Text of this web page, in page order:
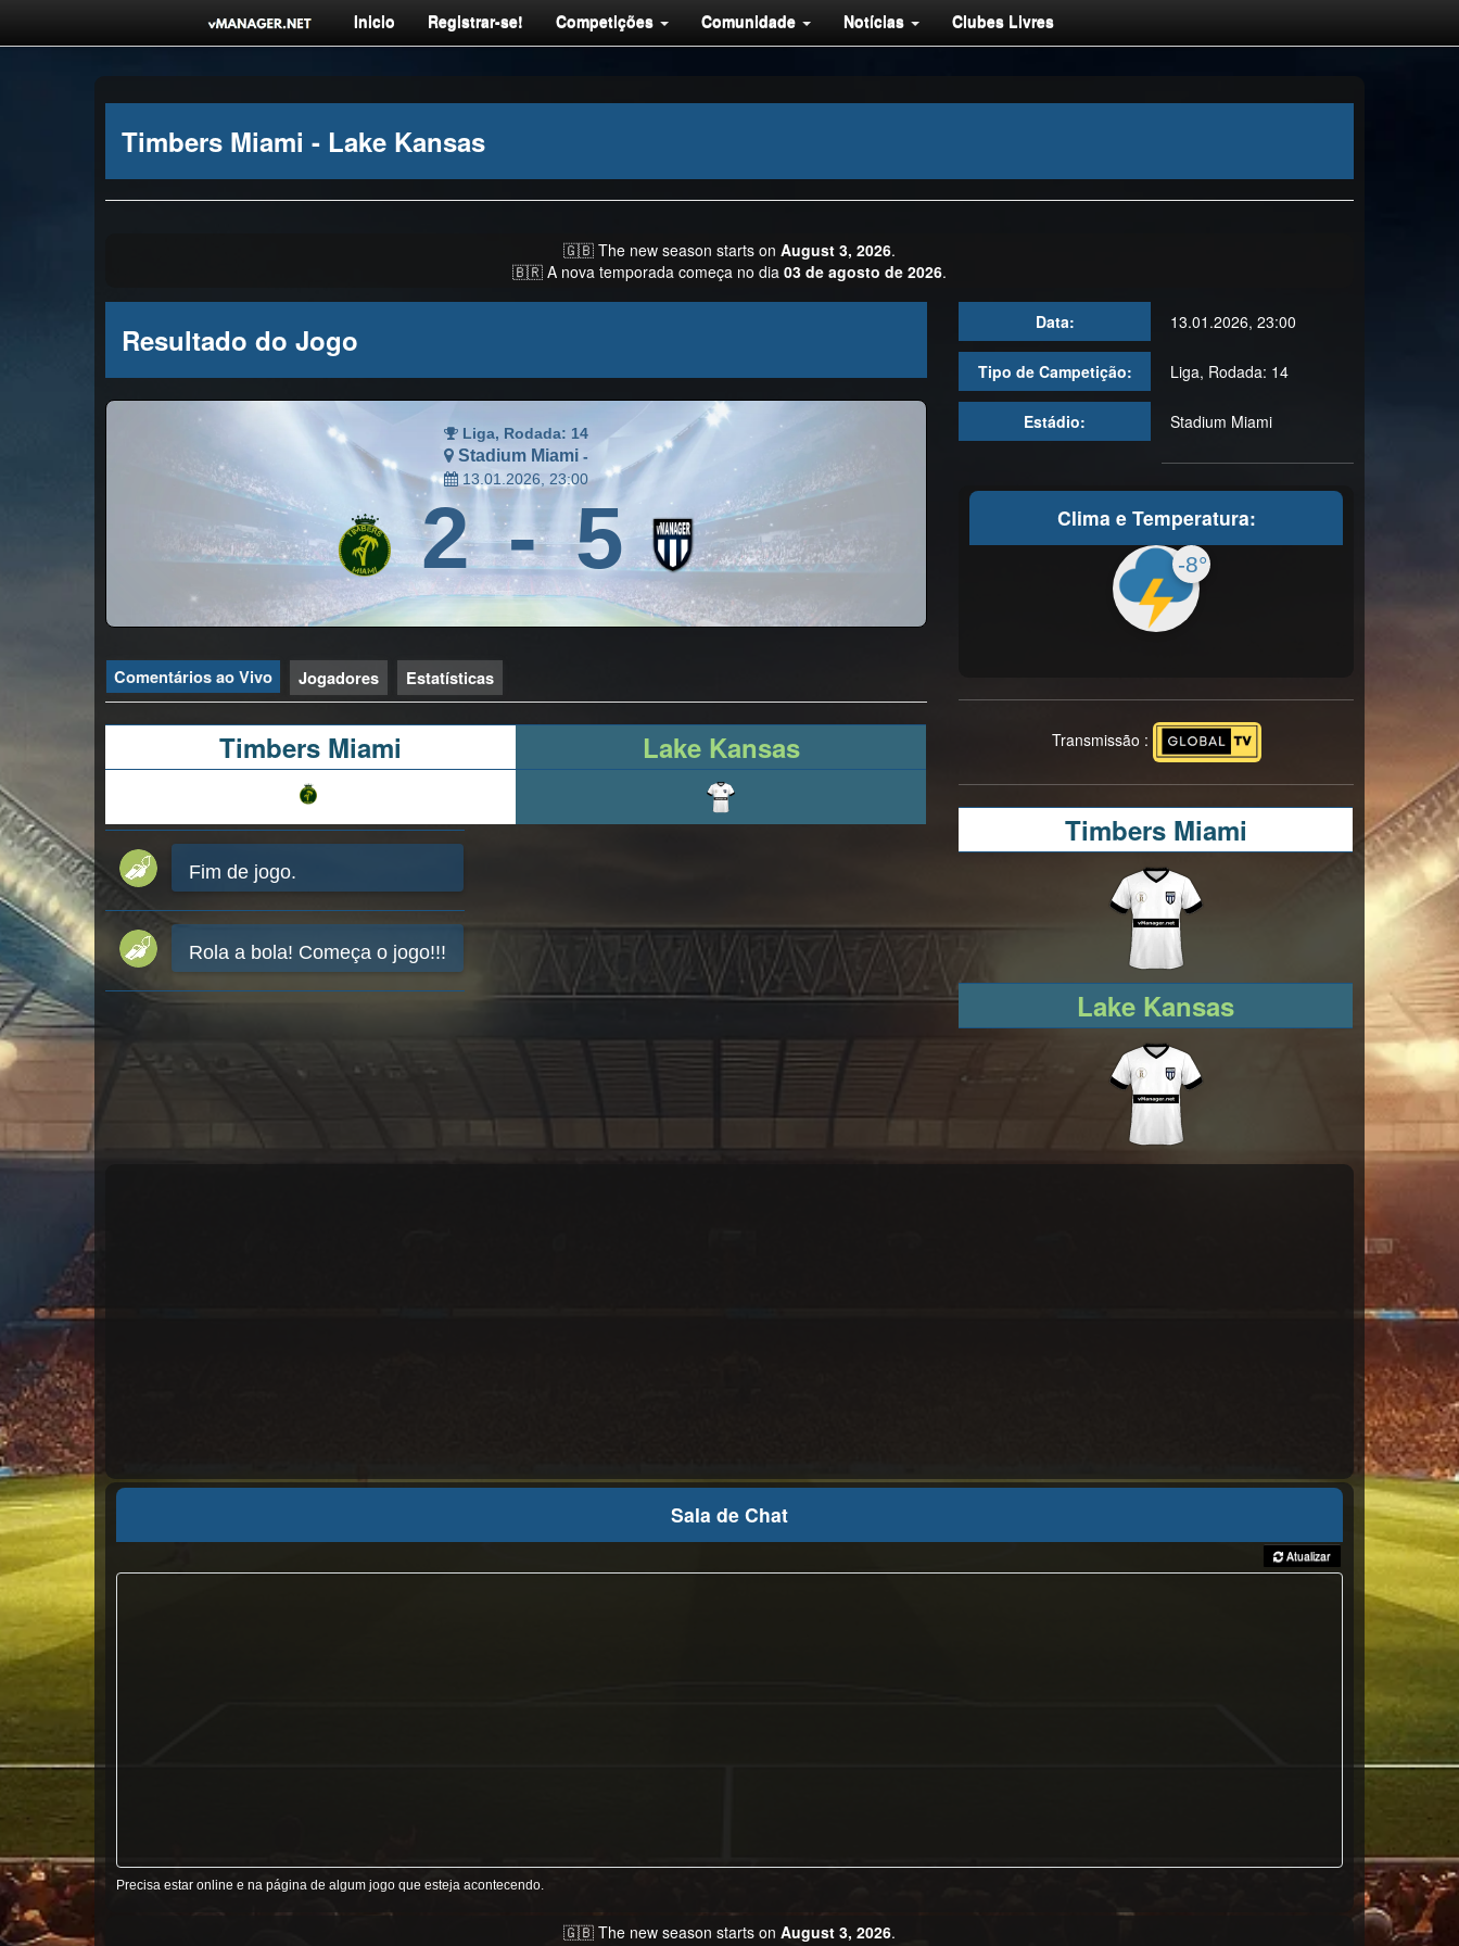
Inicio Registrar-se! Competições Comunidade Notícias Clubes Livres
Timbers Miami - Lake Kansas
🇬🇧 The new season starts on August 3, 2026.
🇧🇷 A nova temporada começa no dia 03 de agosto de 2026.
Resultado do Jogo
Liga, Rodada: 14
Stadium Miami -
13.01.2026, 23:00
2 - 5
Comentários ao Vivo Jogadores Estatísticas
Timbers Miami Lake Kansas
Fim de jogo.
Rola a bola! Começa o jogo!!!
Data: 13.01.2026, 23:00
Tipo de Campetição: Liga, Rodada: 14
Estádio: Stadium Miami
Clima e Temperatura:
-8°
Transmissão :
Timbers Miami
Lake Kansas
Sala de Chat
Atualizar
Precisa estar online e na página de algum jogo que esteja acontecendo.
🇬🇧 The new season starts on August 3, 2026.